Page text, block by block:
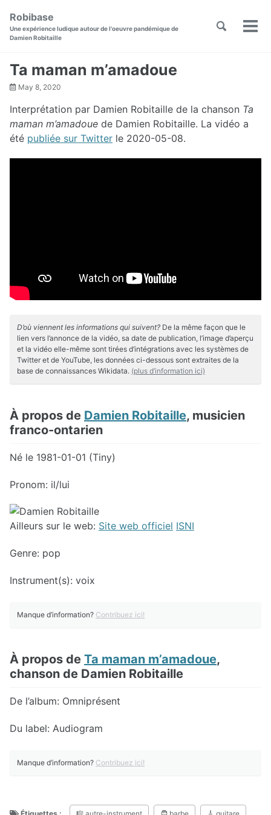
Skip
primary
content
footer
Robibase
Une expérience ludique autour de l'oeuvre pandémique de
Damien Robitaille
Toggle
Ta maman m’amadoue
May 8, 2020
Interprétation par Damien Robitaille de la chanson Ta
maman m’amadoue de Damien Robitaille. La vidéo a
été publiée sur Twitter le 2020-05-08.
D’où viennent les informations qui suivent? De la même façon que le
lien vers l’annonce de la vidéo, sa date de publication, l’image d’aperçu
et la vidéo elle-même sont tirées d’intégrations avec les systèmes de
Twitter et de YouTube, les données ci-dessous sont extraites de la
base de connaissances Wikidata. (plus d’information ici)
À propos de Damien Robitaille, musicien
franco-ontarien
Né le 1981-01-01 (Tiny)
Pronom: il/lui
Ailleurs sur le web: Site web officiel ISNI
Genre: pop
Instrument(s): voix
Manque d’information? Contribuez ici!
À propos de Ta maman m’amadoue,
chanson de Damien Robitaille
De l’album: Omniprésent
Du label: Audiogram
Manque d’information? Contribuez ici!